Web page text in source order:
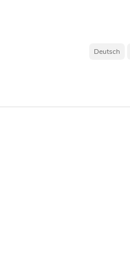
Deutsch